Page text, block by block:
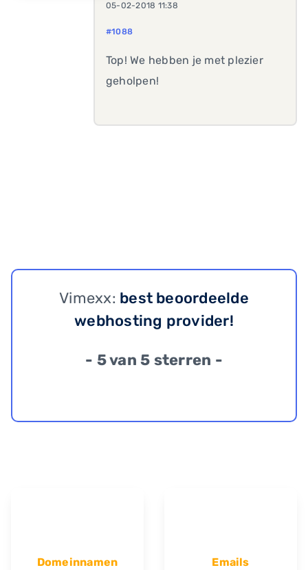
05-02-2018 11:38
#1088
Top! We hebben je met plezier
geholpen!
Vimexx: best beoordeelde
webhosting provider!
- 5 van 5 sterren -
Domeinnamen Emails